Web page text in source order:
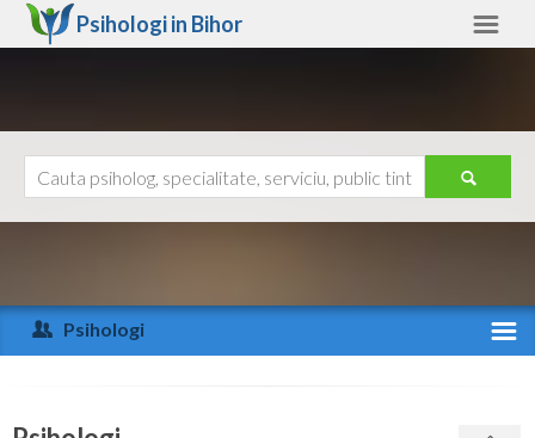
Psihologi in Bihor
Arad
Arges
Ajutor
Psihologi
Specialitati